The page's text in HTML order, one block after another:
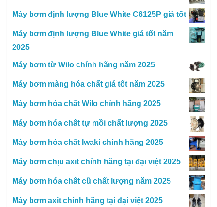
Máy bơm định lượng Blue White C6125P giá tốt
Máy bơm định lượng Blue White giá tốt năm
2025
Máy bơm từ Wilo chính hãng năm 2025
Máy bơm màng hóa chất giá tốt năm 2025
Máy bơm hóa chất Wilo chính hãng 2025
Máy bơm hóa chất tự mồi chất lượng 2025
Máy bơm hóa chất Iwaki chính hãng 2025
Máy bơm chịu axit chính hãng tại đại việt 2025
Máy bơm hóa chất cũ chất lượng năm 2025
Máy bơm axit chính hãng tại đại việt 2025